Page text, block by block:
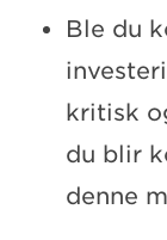
Ble du
kritisk
du blir
denne